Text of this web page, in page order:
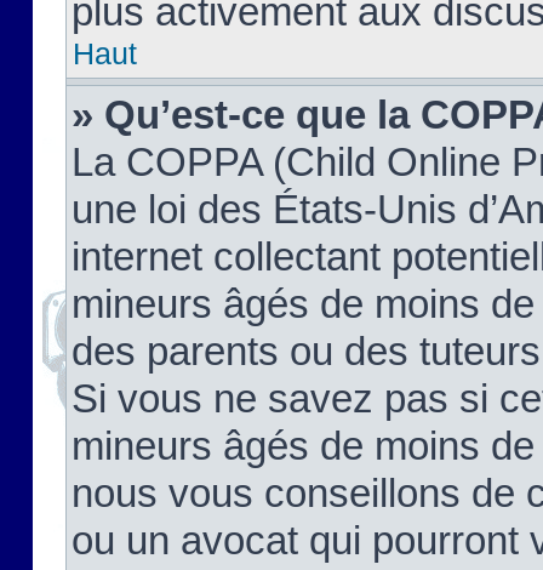
plus activement aux
Haut
» Qu’est-ce que la
La COPPA (Child Online
une loi des États-Unis
internet collectant
mineurs âgés de moins
des parents ou des
Si vous ne savez pas si
mineurs âgés de moins
nous vous conseillons de
ou un avocat qui pourront